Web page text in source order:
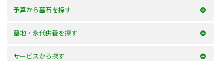
予算から墓石を探す
50万以内
100万以内
墓地・永代供養を探す
大阪府
サービスから探す